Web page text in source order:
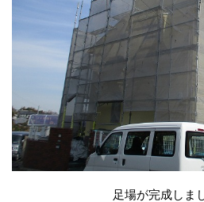
足場が完成しま